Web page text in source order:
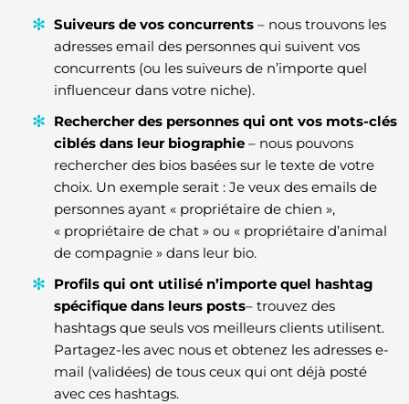
Suiveurs de vos concurrents – nous trouvons les
adresses email des personnes qui suivent vos
concurrents (ou les suiveurs de n’importe quel
influenceur dans votre niche).
Rechercher des personnes qui ont vos mots-clés
ciblés dans leur biographie – nous pouvons
rechercher des bios basées sur le texte de votre
choix. Un exemple serait : Je veux des emails de
personnes ayant « propriétaire de chien »,
« propriétaire de chat » ou « propriétaire d’animal
de compagnie » dans leur bio.
Profils qui ont utilisé n’importe quel hashtag
spécifique dans leurs posts– trouvez des
hashtags que seuls vos meilleurs clients utilisent.
Partagez-les avec nous et obtenez les adresses e-
mail (validées) de tous ceux qui ont déjà posté
avec ces hashtags.